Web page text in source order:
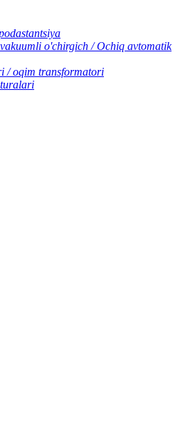
o'chirgich / Ochiq avtomatik
/ oqim transformatori